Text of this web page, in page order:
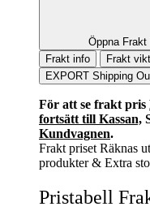
Öppna Frakt
Frakt info
Frakt
EXPORT Shipping
För att se frakt pris
fortsätt till Kassan,
Kundvagnen.
Frakt priset Räknas
produkter & Extra
Pristabell